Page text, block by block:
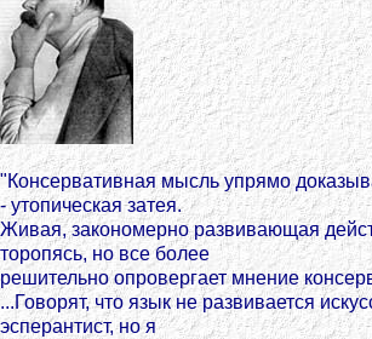
"Консервативная мысль упрямо
- утопическая затея.
Живая, закономерно развивающая
торопясь, но все более
решительно опровергает мнение
...Говорят, что язык не развивается
эсперантист, но я